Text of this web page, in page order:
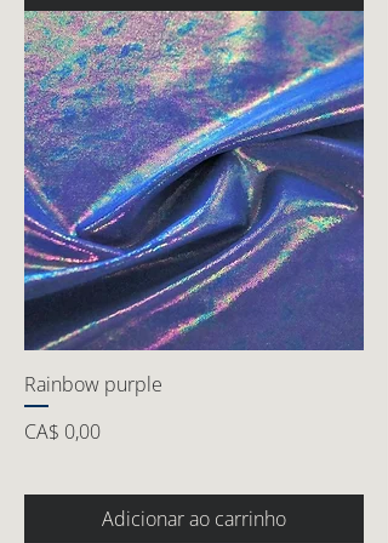
Rainbow purple
Preço
CA$ 0,00
Adicionar ao carrinho